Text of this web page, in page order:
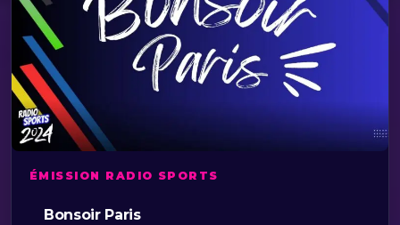
ÉMISSION RADIO SPORTS
Bonsoir Paris